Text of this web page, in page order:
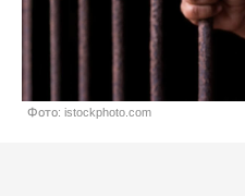
Фото: istockphoto.com